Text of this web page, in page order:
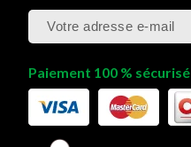
Paiement 100 % sécurisé